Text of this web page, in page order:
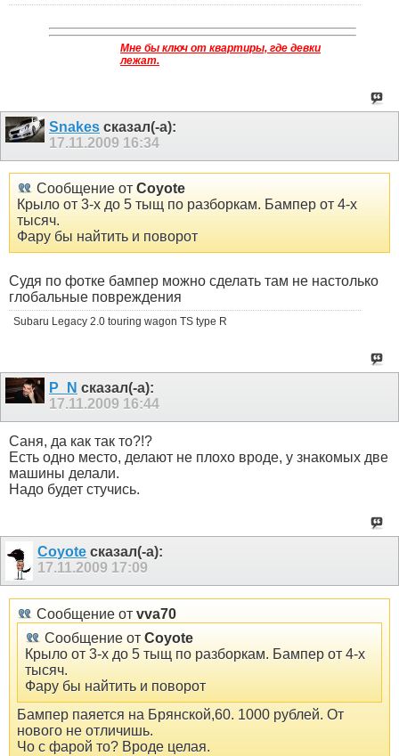
Мне бы ключ от квартиры, где девки
лежат.
Snakes сказал(-а):
17.11.2009 16:34
Сообщение от Coyote
Крыло от 3-х до 5 тыщ по разборкам. Бампер от 4-х
тысяч.
Фару бы найтить и поворот
Судя по фотке бампер можно сделать там не настолько
глобальные повреждения
Subaru Legacy 2.0 touring wagon TS type R
P_N сказал(-а):
17.11.2009 16:44
Саня, да как так то?!?
Есть одно место, делают не плохо вроде, у знакомых две
машины делали.
Надо будет стучись.
Coyote сказал(-а):
17.11.2009 17:09
Сообщение от vva70
Сообщение от Coyote
Крыло от 3-х до 5 тыщ по разборкам. Бампер от 4-х
тысяч.
Фару бы найтить и поворот
Бампер паяется на Брянской,60. 1000 рублей. От
нового не отличишь.
Чо с фарой то? Вроде целая.